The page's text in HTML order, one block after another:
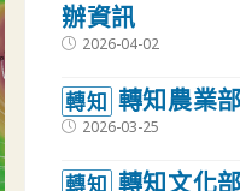
辦資訊
Post2026-04-02
轉知 轉知農業
Post2026-03-25
轉知 轉知文化